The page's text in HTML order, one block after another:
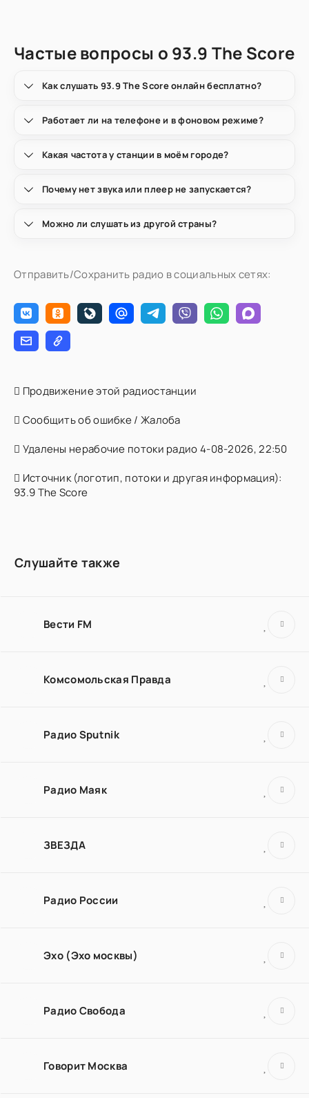
Частые вопросы о 93.9 The Score
Как слушать 93.9 The Score онлайн бесплатно?
Работает ли на телефоне и в фоновом режиме?
Какая частота у станции в моём городе?
Почему нет звука или плеер не запускается?
Можно ли слушать из другой страны?
Отправить/Сохранить радио в социальных сетях:
Продвижение этой радиостанции
Сообщить об ошибке / Жалоба
Удалены нерабочие потоки радио 4-08-2026, 22:50
Источник (логотип, потоки и другая информация):
93.9 The Score
Слушайте также
Вести FM
Комсомольская Правда
Радио Sputnik
Радио Маяк
ЗВЕЗДА
Радио России
Эхо (Эхо москвы)
Радио Свобода
Говорит Москва